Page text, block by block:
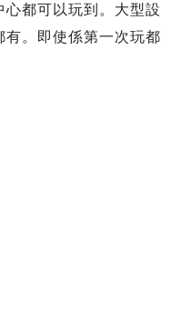
都可以玩到。大型設
。即使係第一次玩都